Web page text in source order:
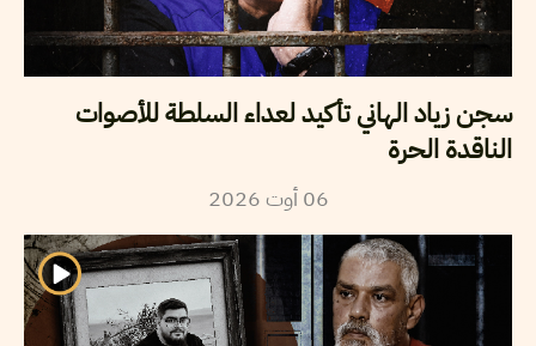
سجن زياد الهاني تأكيد لعداء السلطة للأصوات
الناقدة الحرة
06 أوت2026